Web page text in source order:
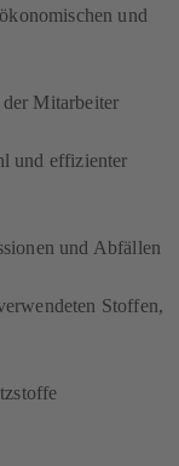
und
Mitarbeiter
und effizienter
und Abfällen
Stoffen,